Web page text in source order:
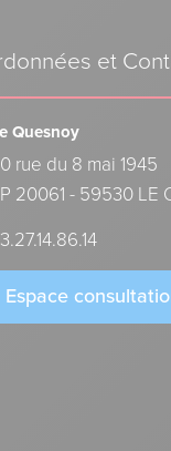
et
Quesnoy
rue du 8 mai 1945
20061 - 59530 LE
Espace